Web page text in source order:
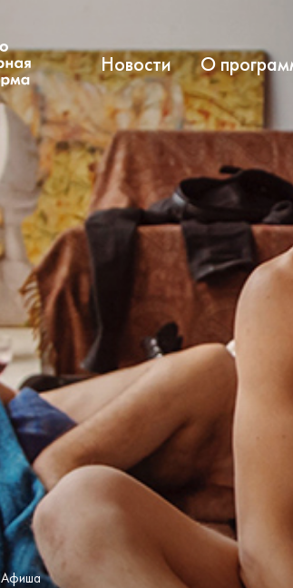
Новости О
Афиша